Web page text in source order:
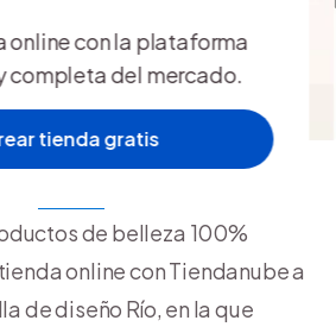
de belleza 100%
online con Tiendanube a
de diseño Río, en la que
online con la plataforma
completa del mercado.
tienda gratis